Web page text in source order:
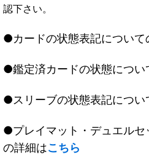
認下さい。
●カードの状態表記について
●鑑定済カードの状態につい
●スリーブの状態表記につい
●プレイマット・デュエルセ
の詳細はこちら